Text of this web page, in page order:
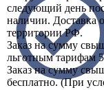
следующий день
наличии. Доставка
территории РФ.
Заказ на сумму
льготным тарифам
Заказ на сумму
бесплатно. (При